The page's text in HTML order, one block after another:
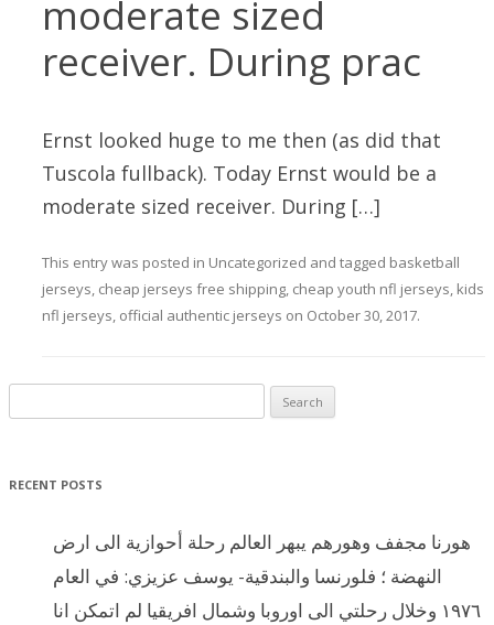
moderate sized
receiver. During prac
Ernst looked huge to me then (as did that
Tuscola fullback). Today Ernst would be a
moderate sized receiver. During […]
This entry was posted in Uncategorized and tagged basketball
jerseys, cheap jerseys free shipping, cheap youth nfl jerseys, kids
nfl jerseys, official authentic jerseys on October 30, 2017.
RECENT POSTS
هورنا مجفف وهورهم يبهر العالم رحلة أحوازية الى ارض
النهضة ؛ فلورنسا والبندقية- يوسف عزيزي: في العام
١٩٧٦ وخلال رحلتي الى اوروبا وشمال افريقيا لم اتمكن انا